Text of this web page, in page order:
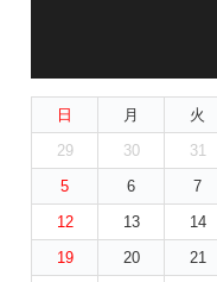
日 月 火
29
30 31
5
6 7
12
13 14
19
20 21